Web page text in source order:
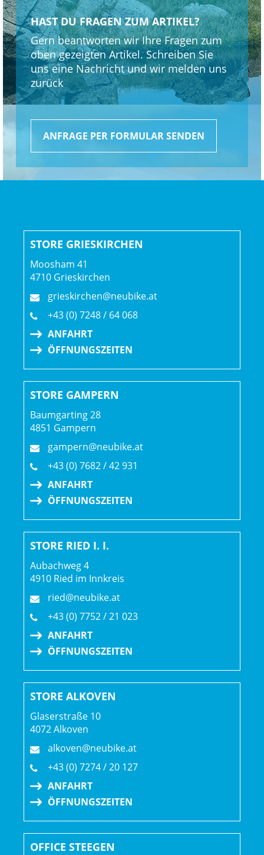
Shimano TC500, Aluminium, Center Lock-
Scheibenaufnahme, 110 x 15 mm Steckachse
Shimano TC500 Aluminium, Centerlock, 148x12 mm
Steckachse
Gepäckträger: MIK-kompatibler Heckgepäckträger aus
Aluminium
Ständer: Pletscher Comp Flex 18
Schutzblech: Trek Powerfly 27.5" Custom Schutzblech //
Trek Powerfly 27.5" Custom Schutzblech
Supernova TL3 Mini, LED
Akku: Bosch PowerTube 800 Wh, Smart System
Akkuposition: Akku am Rahmen
Motor: Bosch Performance Line CX (Europa und Asien-
Pazifik: 25 km/h, USA und Rest der Welt: 32 km/h)
Motorposition: Tretlager
Display: Bosch Purion 200
Displayposition: Lenker (zentral)
Walkassist: Ja
HAST DU FRAGEN ZUM ARTIKEL?
Gern beantworten wir Ihre Fragen zum
oben gezeigten Artikel. Schreiben Sie
uns eine Nachricht und wir melden uns
zurück
ANFRAGE PER FORMULAR SENDEN
STORE GRIESKIRCHEN
Moosham 41
4710 Grieskirchen
grieskirchen@neubike.at
+43 (0) 7248 / 64 068
ANFAHRT
ÖFFNUNGSZEITEN
STORE GAMPERN
Baumgarting 28
4851 Gampern
gampern@neubike.at
+43 (0) 7682 / 42 931
ANFAHRT
ÖFFNUNGSZEITEN
STORE RIED I. I.
Aubachweg 4
4910 Ried im Innkreis
ried@neubike.at
+43 (0) 7752 / 21 023
ANFAHRT
ÖFFNUNGSZEITEN
STORE ALKOVEN
Glaserstraße 10
4072 Alkoven
alkoven@neubike.at
+43 (0) 7274 / 20 127
ANFAHRT
ÖFFNUNGSZEITEN
OFFICE STEEGEN